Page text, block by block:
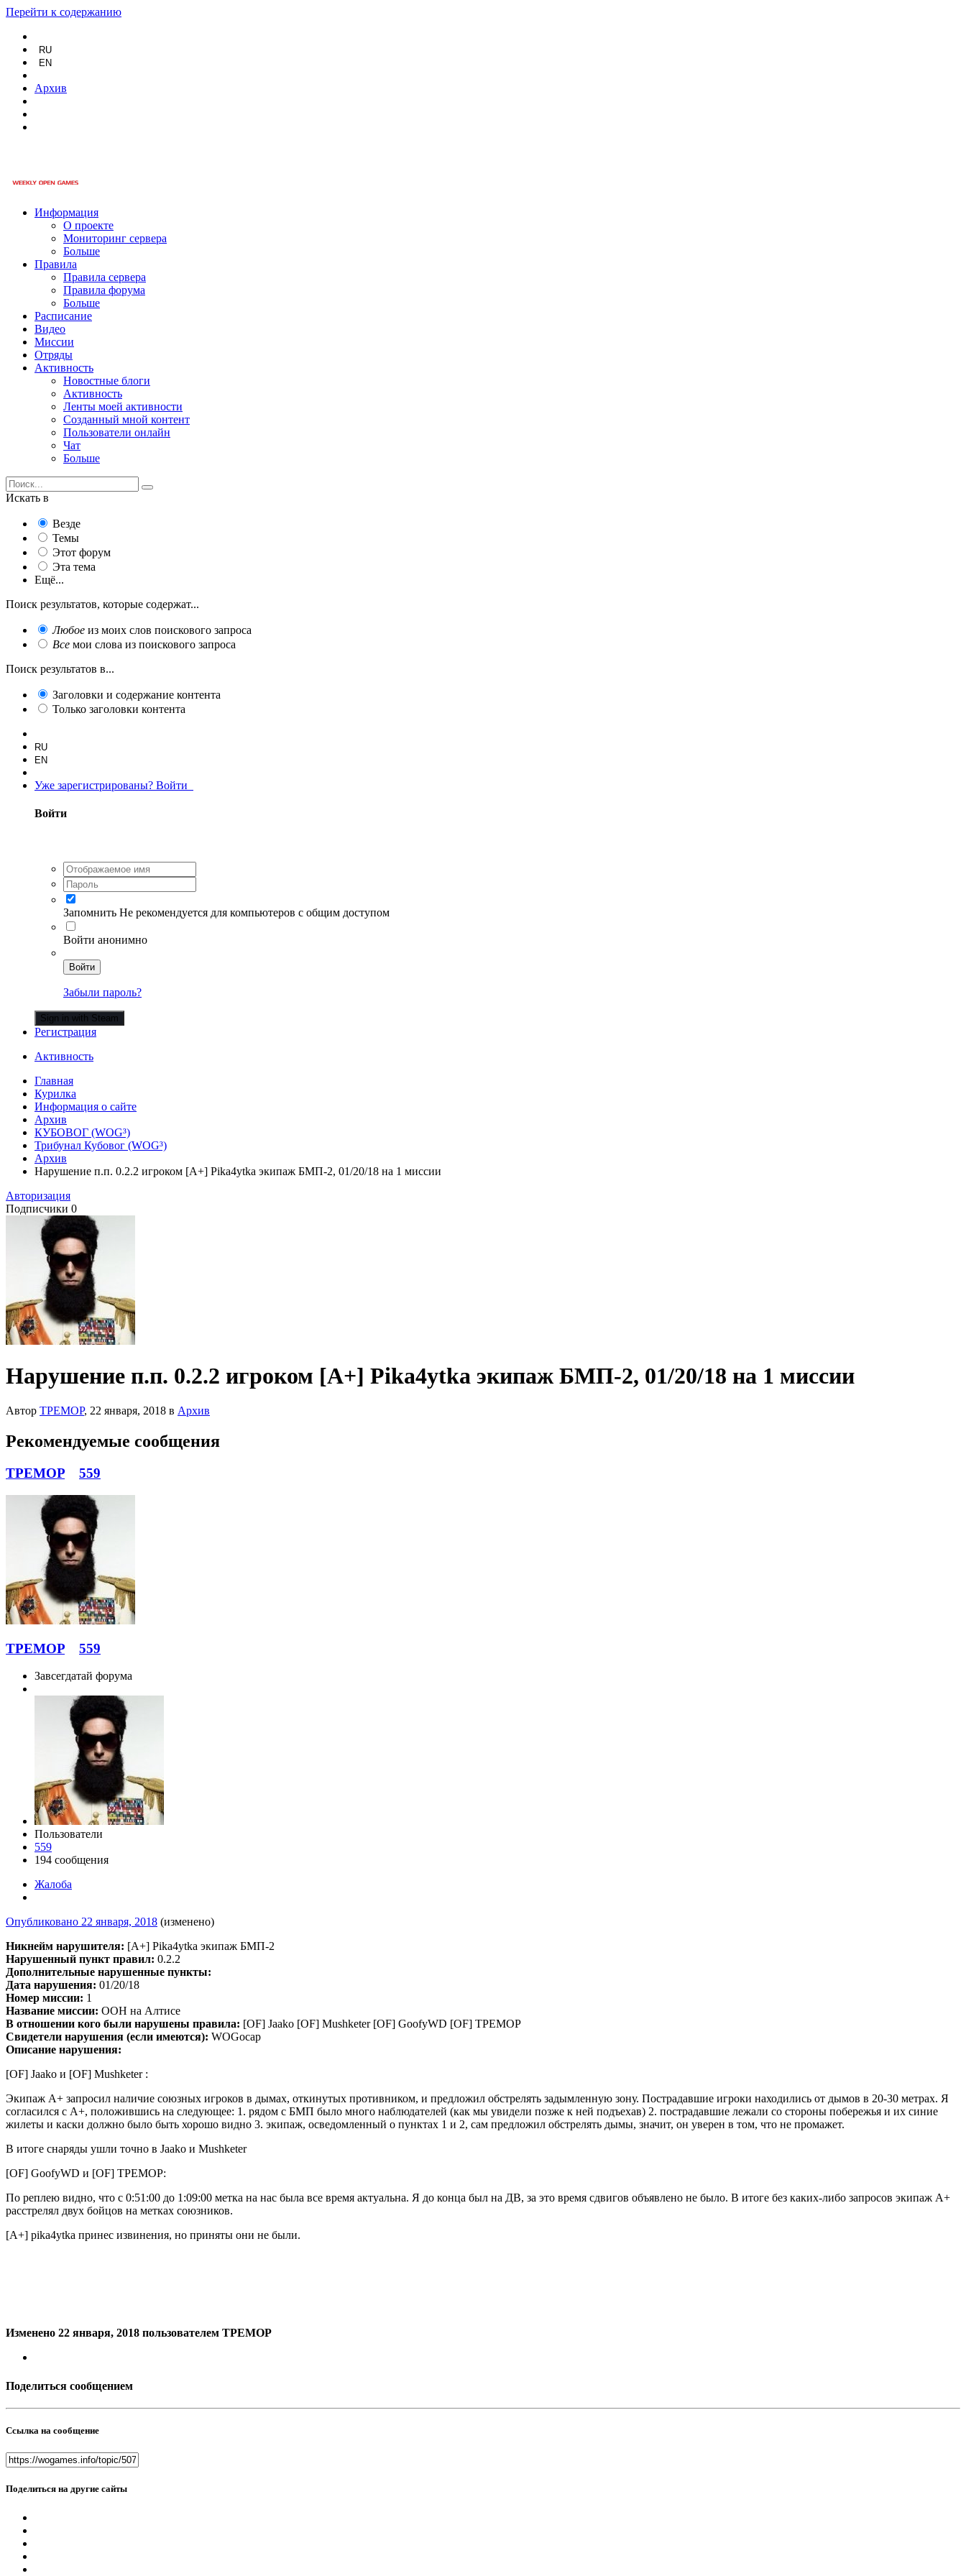
Перейти к содержанию
RU
EN
Архив
Информация
О проекте
Мониторинг сервера
Больше
Правила
Правила сервера
Правила форума
Больше
Расписание
Видео
Миссии
Отряды
Активность
Новостные блоги
Активность
Ленты моей активности
Созданный мной контент
Пользователи онлайн
Чат
Больше
Искать в
Везде
Темы
Этот форум
Эта тема
Ещё...
Поиск результатов, которые содержат...
Любое из моих слов поискового запроса
Все мои слова из поискового запроса
Поиск результатов в...
Заголовки и содержание контента
Только заголовки контента
RU
EN
Уже зарегистрированы? Войти
Войти
Запомнить Не рекомендуется для компьютеров с общим доступом
Войти анонимно
Войти
Забыли пароль?
Sign in with Steam
Регистрация
Активность
Главная
Курилка
Информация о сайте
Архив
КУБОВОГ (WOG³)
Трибунал Кубовог (WOG³)
Архив
Нарушение п.п. 0.2.2 игроком [A+] Pika4ytka экипаж БМП-2, 01/20/18 на 1 миссии
Авторизация
Подписчики 0
Нарушение п.п. 0.2.2 игроком [A+] Pika4ytka экипаж БМП-2, 01/20/18 на 1 миссии
Автор TPEMOP, 22 января, 2018 в Архив
Рекомендуемые сообщения
TPEMOP 559
TPEMOP 559
Завсегдатай форума
Пользователи
559
194 сообщения
Жалоба
Опубликовано 22 января, 2018 (изменено)
Никнейм нарушителя: [A+] Pika4ytka экипаж БМП-2
Нарушенный пункт правил: 0.2.2
Дополнительные нарушенные пункты:
Дата нарушения: 01/20/18
Номер миссии: 1
Название миссии: ООН на Алтисе
В отношении кого были нарушены правила: [OF] Jaako [OF] Mushketer [OF] GoofyWD [OF] TPEMOP
Свидетели нарушения (если имеются): WOGocap
Описание нарушения:
[OF] Jaako и [OF] Mushketer :
Экипаж A+ запросил наличие союзных игроков в дымах, откинутых противником, и предложил обстрелять задымленную зону. Пострадавшие игроки находились от дымов в 20-30 метрах. Я
согласился с А+, положившись на следующее: 1. рядом с БМП было много наблюдателей (как мы увидели позже к ней подъехав) 2. пострадавшие лежали со стороны побережья и их синие
жилеты и каски должно было быть хорошо видно 3. экипаж, осведомленный о пунктах 1 и 2, сам предложил обстрелять дымы, значит, он уверен в том, что не промажет.
В итоге снаряды ушли точно в Jaako и Mushketer
[OF] GoofyWD и [OF] TPEMOP:
По реплею видно, что с 0:51:00 до 1:09:00 метка на нас была все время актуальна. Я до конца был на ДВ, за это время сдвигов объявлено не было. В итоге без каких-либо запросов экипаж А+
расстрелял двух бойцов на метках союзников.
[A+] pika4ytka принес извинения, но приняты они не были.
Изменено 22 января, 2018 пользователем TPEMOP
Поделиться сообщением
Ссылка на сообщение
Поделиться на другие сайты